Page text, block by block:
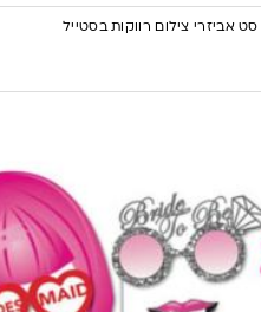
סט אביזרי צילום רווקות בסטייל